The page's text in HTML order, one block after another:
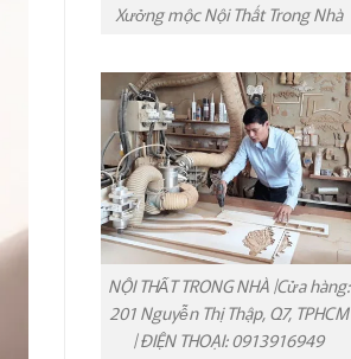
Xưởng mộc Nội Thất Trong Nhà
NỘI THẤT TRONG NHÀ |Cửa hàng:
201 Nguyễn Thị Thập, Q7, TPHCM
| ĐIỆN THOẠI: 0913916949